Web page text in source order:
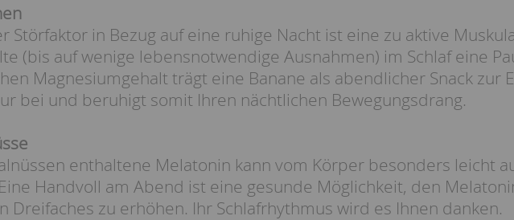
Störfaktor in Bezug auf eine ruhige Nacht ist eine zu aktive
(bis auf wenige lebensnotwendige Ausnahmen) im Schlaf eine
Magnesiumgehalt trägt eine Banane als abendlicher Snack zur
bei und beruhigt somit Ihren nächtlichen Bewegungsdrang.
enthaltene Melatonin kann vom Körper besonders leicht
Handvoll am Abend ist eine gesunde Möglichkeit, den
Dreifaches zu erhöhen. Ihr Schlafrhythmus wird es Ihnen danken.